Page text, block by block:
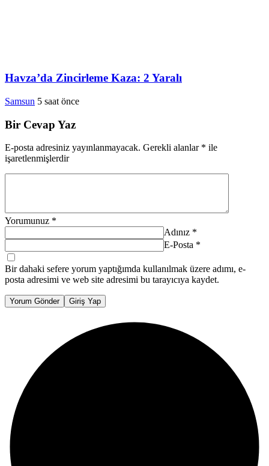
Havza’da Zincirleme Kaza: 2 Yaralı
Samsun 5 saat önce
Bir Cevap Yaz
E-posta adresiniz yayınlanmayacak. Gerekli alanlar * ile
işaretlenmişlerdir
Yorumunuz *
Adınız *
E-Posta *
Bir dahaki sefere yorum yaptığımda kullanılmak üzere adımı, e-
posta adresimi ve web site adresimi bu tarayıcıya kaydet.
Yorum Gönder Giriş Yap